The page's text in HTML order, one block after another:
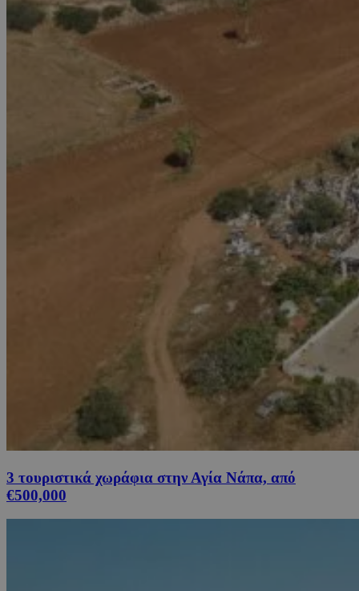
3 τουριστικά χωράφια στην Αγία Νάπα, από
€500,000